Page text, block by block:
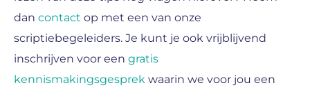
dan contact op met een van onze
scriptiebegeleiders. Je kunt je ook vrijblijvend
inschrijven voor een gratis
kennismakingsgesprek waarin we voor jou een